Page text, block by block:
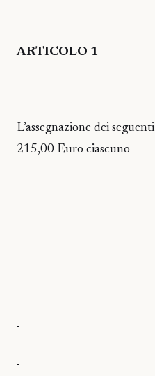
ARTICOLO 1
L’assegnazione dei seguenti
215,00 Euro ciascuno